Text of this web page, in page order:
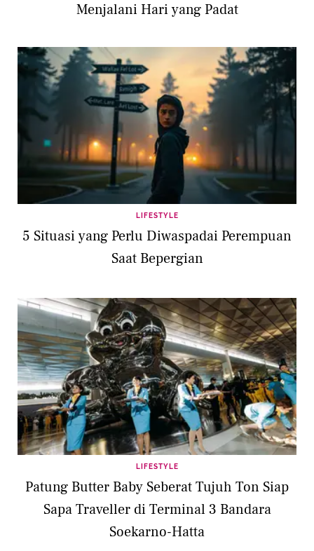
Menjalani Hari yang Padat
LIFESTYLE
5 Situasi yang Perlu Diwaspadai Perempuan
Saat Bepergian
LIFESTYLE
Patung Butter Baby Seberat Tujuh Ton Siap
Sapa Traveller di Terminal 3 Bandara
Soekarno-Hatta